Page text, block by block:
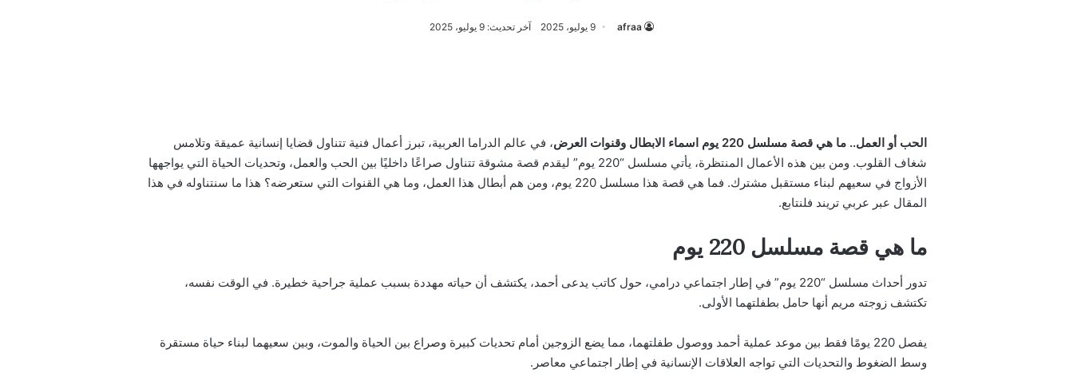
afraa 9 يوليو، 2025 آخر تحديث: 9 يوليو، 2025
الحب أو العمل.. ما هي قصة مسلسل 220 يوم اسماء الابطال وقنوات العرض
، في عالم الدراما العربية، تبرز أعمال فنية تتناول قضايا إنسانية عميقة وتلامس
شغاف القلوب. ومن بين هذه الأعمال المنتظرة، يأتي مسلسل “220 يوم” ليقدم قصة مشوقة تتناول صراعًا داخليًا بين الحب والعمل، وتحديات الحياة التي يواجهها
الأزواج في سعيهم لبناء مستقبل مشترك. فما هي قصة هذا مسلسل 220 يوم، ومن هم أبطال هذا العمل، وما هي القنوات التي ستعرضه؟ هذا ما سنتناوله في هذا
المقال عبر عربي تريند فلنتابع.
ما هي قصة مسلسل 220 يوم
تدور أحداث مسلسل “220 يوم” في إطار اجتماعي درامي، حول كاتب يدعى أحمد، يكتشف أن حياته مهددة بسبب عملية جراحية خطيرة. في الوقت نفسه،
تكتشف زوجته مريم أنها حامل بطفلتهما الأولى.
يفصل 220 يومًا فقط بين موعد عملية أحمد ووصول طفلتهما، مما يضع الزوجين أمام تحديات كبيرة وصراع بين الحياة والموت، وبين سعيهما لبناء حياة مستقرة
وسط الضغوط والتحديات التي تواجه العلاقات الإنسانية في إطار اجتماعي معاصر.